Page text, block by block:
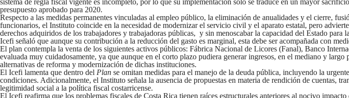
sistema de regla fiscal vigente es incompleto, por lo que su implementación solo se traduce en un mayor
presupuesto aprobado para 2020.
Respecto a las medidas permanentes vinculadas al empleo público, la eliminación de anualidades y el cierre,
funcionarios, el Instituto coincide en la necesidad de modernizar el servicio civil y el aparato estatal, pero
derechos adquiridos de los trabajadores y trabajadoras públicas, y sin menoscabar la capacidad del Estado
Icefi señaló que aunque su contribución a la reducción del gasto es marginal, esta debe ser acompañada con
El plan contempla la venta de los siguientes activos públicos: Fábrica Nacional de Licores (Fanal), Banco
evaluada muy cuidadosamente, ya que aunque en el corto plazo pudiera generar ingresos, en el mediano y
alternativas de reforma y modernización de dichas instituciones.
El Icefi lamenta que dentro del Plan se omitan medidas para el manejo de la deuda pública, incluyendo la
condiciones. Adicionalmente, el Instituto señala la ausencia de propuestas en materia de rendición de cuentas,
legitimidad social a la política fiscal costarricense.
El Icefi reafirma que los problemas fiscales de Costa Rica tienen raíces estructurales anteriores al nocivo